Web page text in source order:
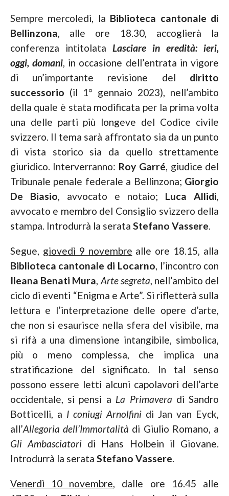
Sempre mercoledì, la Biblioteca cantonale di
Bellinzona, alle ore 18.30, accoglierà la
conferenza intitolata Lasciare in eredità: ieri,
oggi, domani, in occasione dell’entrata in vigore
di un’importante revisione del diritto
successorio (il 1° gennaio 2023), nell’ambito
della quale è stata modificata per la prima volta
una delle parti più longeve del Codice civile
svizzero. Il tema sarà affrontato sia da un punto
di vista storico sia da quello strettamente
giuridico. Interverranno: Roy Garré, giudice del
Tribunale penale federale a Bellinzona; Giorgio
De Biasio, avvocato e notaio; Luca Allidi,
avvocato e membro del Consiglio svizzero della
stampa. Introdurrà la serata Stefano Vassere.
Segue, giovedì 9 novembre alle ore 18.15, alla
Biblioteca cantonale di Locarno, l’incontro con
Ileana Benati Mura, Arte segreta, nell’ambito del
ciclo di eventi “Enigma e Arte”. Si rifletterà sulla
lettura e l’interpretazione delle opere d’arte,
che non si esaurisce nella sfera del visibile, ma
si rifà a una dimensione intangibile, simbolica,
più o meno complessa, che implica una
stratificazione del significato. In tal senso
possono essere letti alcuni capolavori dell’arte
occidentale, si pensi a La Primavera di Sandro
Botticelli, a I coniugi Arnolfinidi Jan van Eyck,
all’Allegoria dell’Immortalità di Giulio Romano, a
Gli Ambasciatoridi Hans Holbein il Giovane.
Introdurrà la serata Stefano Vassere.
Venerdì 10 novembre, dalle ore 16.45 alle